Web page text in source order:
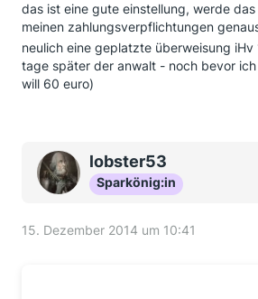
das ist eine gute einstellung, werde
meinen zahlungsverpflichtungen
neulich eine geplatzte überweisung iHv
tage später der anwalt - noch bevor
will 60 euro)
lobster53
Sparkönig:in
15. Dezember 2014 um 10:41